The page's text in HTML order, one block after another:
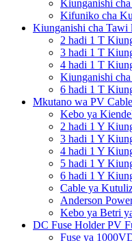
Kiunganishi
Kifuniko cha
Kiunganishi cha Tawi
2 hadi 1 T
3 hadi 1 T
4 hadi 1 T
Kiunganishi
6 hadi 1 T
Mkutano wa PV
Kebo ya
2 hadi 1 Y
3 hadi 1 Y
4 hadi 1 Y
5 hadi 1 Y
6 hadi 1 Y
Cable ya
Anderson
Kebo ya Betri
DC Fuse Holder PV
Fuse ya